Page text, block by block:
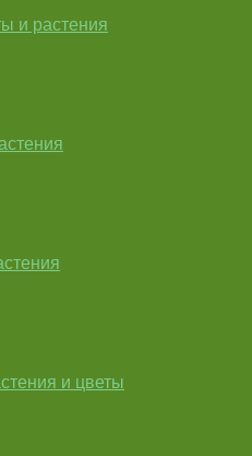
и растения
и цветы